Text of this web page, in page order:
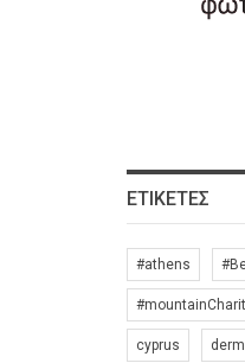
ΕΤΙΚΈΤΕΣ
#athens
cyprus